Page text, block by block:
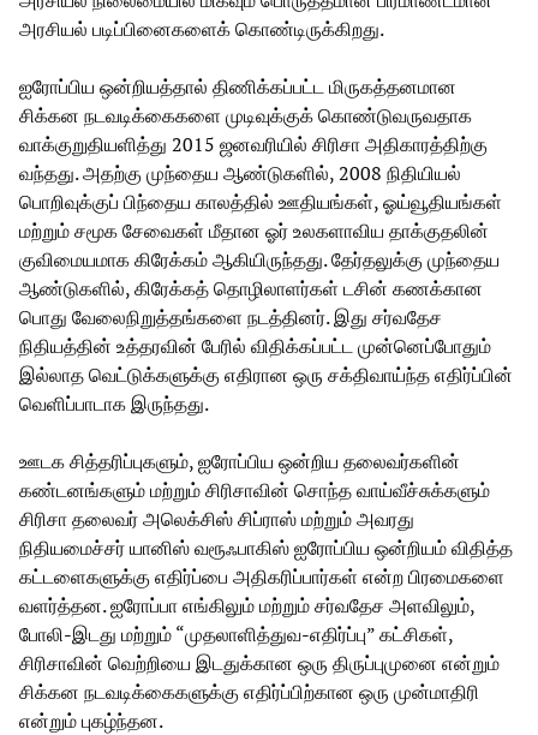
அரசியல் படிப்பினைகளைக் கொண்டிருக்கிறது.
ஐரோப்பிய ஒன்றியத்தால் திணிக்கப்பட்ட மிருகத்தனமான
சிக்கன நடவடிக்கைகளை முடிவுக்குக் கொண்டுவருவதாக
வாக்குறுதியளித்து 2015 ஜனவரியில் சிரிசா அதிகாரத்திற்கு
வந்தது. அதற்கு முந்தைய ஆண்டுகளில், 2008 நிதியியல்
பொறிவுக்குப் பிந்தைய காலத்தில் ஊதியங்கள், ஓய்வூதியங்கள்
மற்றும் சமூக சேவைகள் மீதான ஓர் உலகளாவிய தாக்குதலின்
குவிமையமாக கிரேக்கம் ஆகியிருந்தது. தேர்தலுக்கு முந்தைய
ஆண்டுகளில், கிரேக்கத் தொழிலாளர்கள் டசின் கணக்கான
பொது வேலைநிறுத்தங்களை நடத்தினர். இது சர்வதேச
நிதியத்தின் உத்தரவின் பேரில் விதிக்கப்பட்ட முன்னெப்போதும்
இல்லாத வெட்டுக்களுக்கு எதிரான ஒரு சக்திவாய்ந்த எதிர்ப்பின்
வெளிப்பாடாக இருந்தது.
ஊடக சித்தரிப்புகளும், ஐரோப்பிய ஒன்றிய தலைவர்களின்
கண்டனங்களும் மற்றும் சிரிசாவின் சொந்த வாய்வீச்சுக்களும்
சிரிசா தலைவர் அலெக்சிஸ் சிப்ராஸ் மற்றும் அவரது
நிதியமைச்சர் யானிஸ் வரூஃபாகிஸ் ஐரோப்பிய ஒன்றியம் விதித்த
கட்டளைகளுக்கு எதிர்ப்பை அதிகரிப்பார்கள் என்ற பிரமைகளை
வளர்த்தன. ஐரோப்பா எங்கிலும் மற்றும் சர்வதேச அளவிலும்,
போலி-இடது மற்றும் “முதலாளித்துவ-எதிர்ப்பு” கட்சிகள்,
சிரிசாவின் வெற்றியை இடதுக்கான ஒரு திருப்புமுனை என்றும்
சிக்கன நடவடிக்கைகளுக்கு எதிர்ப்பிற்கான ஒரு முன்மாதிரி
என்றும் புகழ்ந்தன.